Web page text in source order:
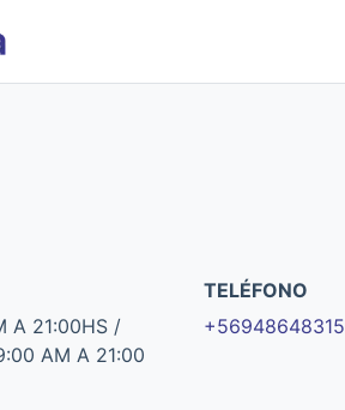
A 21:00HS /
AM A 21:00
TELÉFONO
+56948648315